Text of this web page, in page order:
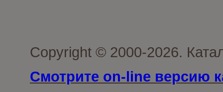
Copyright © 2000-2026.
Смотрите on-line версию